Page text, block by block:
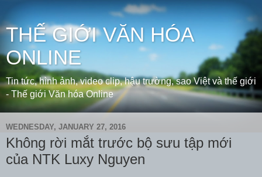
THẾ GIỚI VĂN HÓA
ONLINE
Tin tức, hình ảnh, video clip, hậu trường, sao Việt và thế giới
- Thế giới Văn hóa Online
WEDNESDAY, JANUARY 27, 2016
Không rời mắt trước bộ sưu tập mới
của NTK Luxy Nguyen